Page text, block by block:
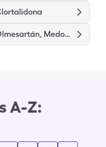
Olmesartán, Medoxomilo y Hidroclorotiazida
A-Z: